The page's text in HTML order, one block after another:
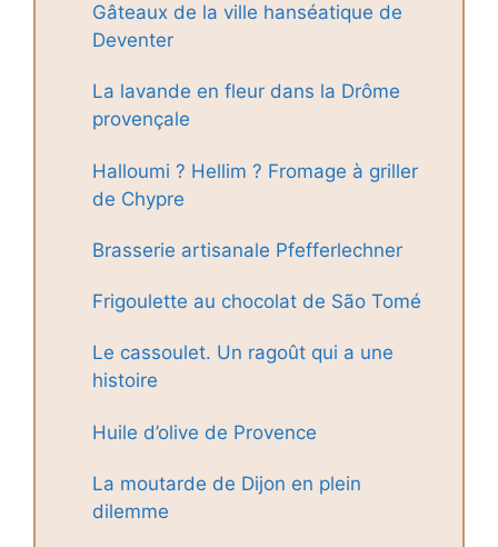
Gâteaux de la ville hanséatique de
Deventer
La lavande en fleur dans la Drôme
provençale
Halloumi ? Hellim ? Fromage à griller
de Chypre
Brasserie artisanale Pfefferlechner
Frigoulette au chocolat de São Tomé
Le cassoulet. Un ragoût qui a une
histoire
Huile d’olive de Provence
La moutarde de Dijon en plein
dilemme